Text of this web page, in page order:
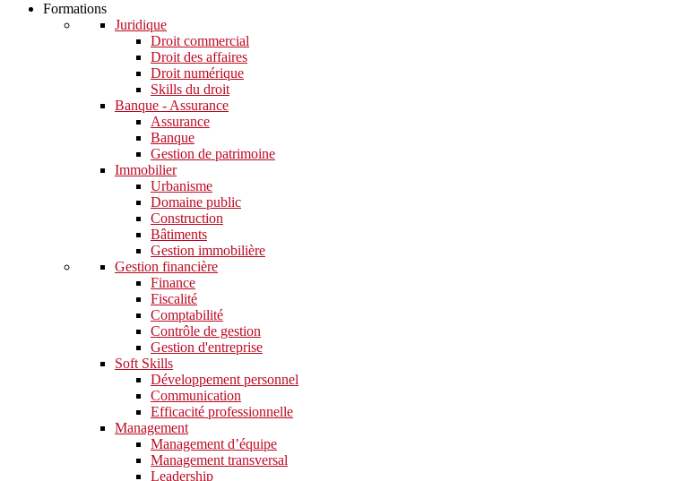
Formations
Juridique
Droit commercial
Droit des affaires
Droit numérique
Skills du droit
Banque - Assurance
Assurance
Banque
Gestion de patrimoine
Immobilier
Urbanisme
Domaine public
Construction
Bâtiments
Gestion immobilière
Gestion financière
Finance
Fiscalité
Comptabilité
Contrôle de gestion
Gestion d'entreprise
Soft Skills​
Développement personnel
Communication
Efficacité professionnelle
Management
Management d’équipe
Management transversal
Leadership